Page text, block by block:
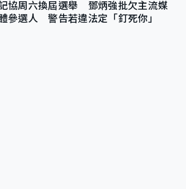
協周六換屆選舉 鄧炳強批欠主流媒
參選人 警告若違法定「釘死你」